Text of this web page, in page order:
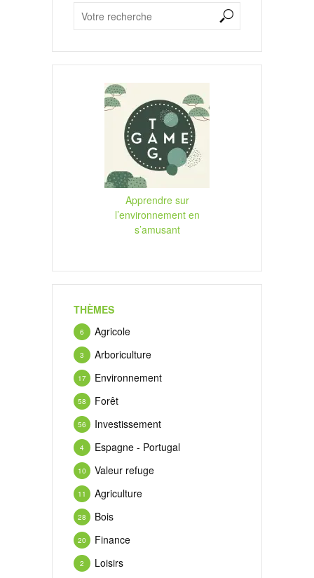
Apprendre sur
l’environnement en
s’amusant
THÈMES
Agricole
6
Arboriculture
3
Environnement
17
Forêt
58
Investissement
56
Espagne - Portugal
4
Valeur refuge
10
Agriculture
11
Bois
28
Finance
20
Loisirs
2